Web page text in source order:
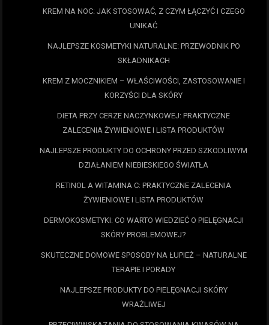
KREM NA NOC: JAK STOSOWAĆ, Z CZYM ŁĄCZYĆ I CZEGO
UNIKAĆ
NAJLEPSZE KOSMETYKI NATURALNE: PRZEWODNIK PO
SKŁADNIKACH
KREM Z MOCZNIKIEM – WŁAŚCIWOŚCI, ZASTOSOWANIE I
KORZYŚCI DLA SKÓRY
DIETA PRZY CERZE NACZYNKOWEJ: PRAKTYCZNE
ZALECENIA ŻYWIENIOWE I LISTA PRODUKTÓW
NAJLEPSZE PRODUKTY DO OCHRONY PRZED SZKODLIWYM
DZIAŁANIEM NIEBIESKIEGO ŚWIATŁA
RETINOL A WITAMINA C: PRAKTYCZNE ZALECENIA
ŻYWIENIOWE I LISTA PRODUKTÓW
DERMOKOSMETYKI: CO WARTO WIEDZIEĆ O PIELĘGNACJI
SKÓRY PROBLEMOWEJ?
SKUTECZNE DOMOWE SPOSOBY NA ŁUPIEŻ – NATURALNE
TERAPIE I PORADY
NAJLEPSZE PRODUKTY DO PIELĘGNACJI SKÓRY
WRAŻLIWEJ